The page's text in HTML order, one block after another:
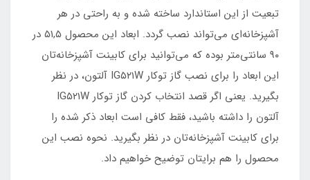
تبعیت از این استاندارد ساخته شده و به راحتی در هر
آشپزخانه‌ای می‌تواند نصب گردد. ابعاد این محصول ۵۱,۵ در
۹۰ سانتی‌متر بوده که می‌توانید برای کابینت آشپزخانه‌تان
این ابعاد را برای نصب گاز توکار IG۵۲۱W آلتون، در نظر
بگیرید. یعنی اگر قصد انتخاب کردن گاز توکار IG۵۲۱W
آلتون را داشته باشید، فقط کافی است ابعاد ذکر شده را
برای کابینت آشپزخانه‌تان در نظر بگیرید. نحوه نصب این
محصول را هم برایتان توضیح خواهیم داد.